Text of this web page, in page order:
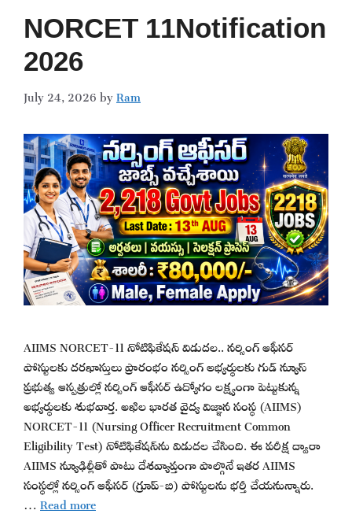
NORCET 11Notification
2026
July 24, 2026byRam
AIIMS NORCET-11 నోటిఫికేషన్ విడుదల.. నర్సింగ్ ఆఫీసర్
పోస్టులకు దరఖాస్తులు ప్రారంభం నర్సింగ్ అభ్యర్థులకు గుడ్ న్యూస్
ప్రభుత్వ ఆస్పత్రుల్లో నర్సింగ్ ఆఫీసర్ ఉద్యోగం లక్ష్యంగా పెట్టుకున్న
అభ్యర్థులకు శుభవార్త. అఖిల భారత వైద్య విజ్ఞాన సంస్థ (AIIMS)
NORCET-11 (Nursing Officer Recruitment Common
Eligibility Test) నోటిఫికేషన్‌ను విడుదల చేసింది. ఈ పరీక్ష ద్వారా
AIIMS న్యూఢిల్లీతో పాటు దేశవ్యాప్తంగా పాల్గొనే ఇతర AIIMS
సంస్థల్లో నర్సింగ్ ఆఫీసర్ (గ్రూప్-బి) పోస్టులను భర్తీ చేయనున్నారు.
…Read more